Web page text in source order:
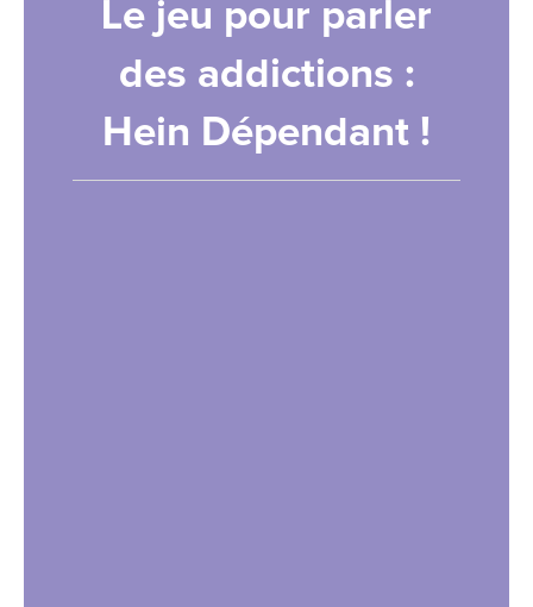
Le jeu pour parler
des addictions :
Hein Dépendant !